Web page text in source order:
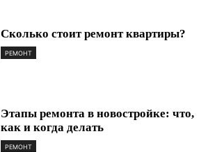
Сколько стоит ремонт квартиры?
РЕМОНТ
Этапы ремонта в новостройке: что,
как и когда делать
РЕМОНТ